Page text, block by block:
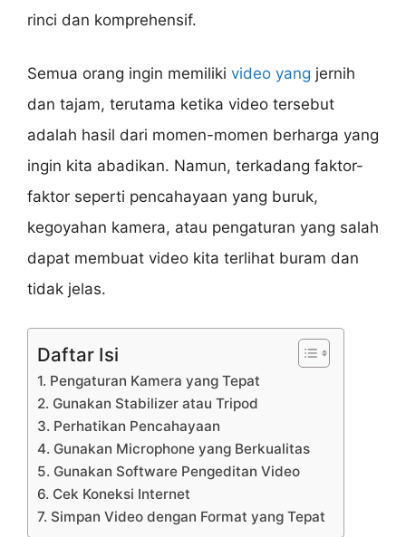
rinci dan komprehensif.
Semua orang ingin memiliki video yang jernih
dan tajam, terutama ketika video tersebut
adalah hasil dari momen-momen berharga yang
ingin kita abadikan. Namun, terkadang faktor-
faktor seperti pencahayaan yang buruk,
kegoyahan kamera, atau pengaturan yang salah
dapat membuat video kita terlihat buram dan
tidak jelas.
Daftar Isi
1. Pengaturan Kamera yang Tepat
2. Gunakan Stabilizer atau Tripod
3. Perhatikan Pencahayaan
4. Gunakan Microphone yang Berkualitas
5. Gunakan Software Pengeditan Video
6. Cek Koneksi Internet
7. Simpan Video dengan Format yang Tepat